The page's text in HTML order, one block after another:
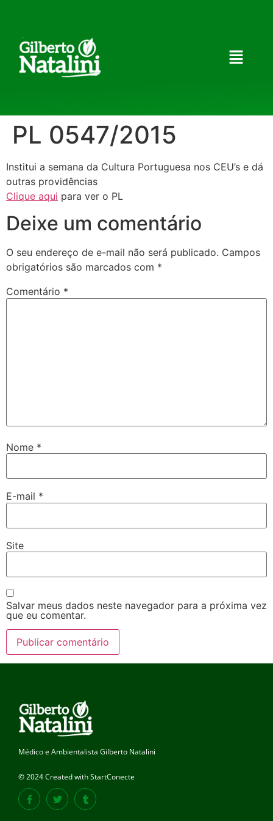
PL 0547/2015
Institui a semana da Cultura Portuguesa nos CEU’s e dá
outras providências
Clique aqui para ver o PL
Deixe um comentário
O seu endereço de e-mail não será publicado. Campos
obrigatórios são marcados com *
Comentário *
Nome *
E-mail *
Site
Salvar meus dados neste navegador para a próxima vez
que eu comentar.
Médico e Ambientalista Gilberto Natalini
© 2024 Created with StartConecte